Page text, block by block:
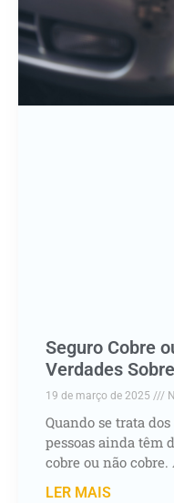
Seguro Cobre
Verdades
19 de março de 2025
Quando se trata
pessoas ainda têm
cobre ou não
LER MAIS